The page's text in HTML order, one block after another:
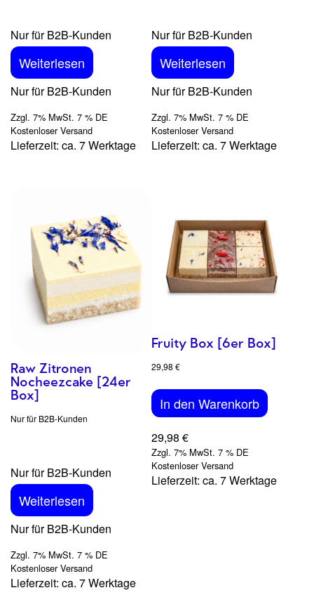
Nur für B2B-Kunden
Weiterlesen
Nur für B2B-Kunden
Zzgl. 7% MwSt. 7 % DE
Kostenloser Versand
Lieferzeit: ca. 7 Werktage
Nur für B2B-Kunden
Weiterlesen
Nur für B2B-Kunden
Zzgl. 7% MwSt. 7 % DE
Kostenloser Versand
Lieferzeit: ca. 7 Werktage
Raw Zitronen
Nocheezcake [24er
Box]
Nur für B2B-Kunden
Nur für B2B-Kunden
Weiterlesen
Nur für B2B-Kunden
Zzgl. 7% MwSt. 7 % DE
Kostenloser Versand
Lieferzeit: ca. 7 Werktage
Fruity Box [6er Box]
29,98 €
In den Warenkorb
29,98 €
Zzgl. 7% MwSt. 7 % DE
Kostenloser Versand
Lieferzeit: ca. 7 Werktage